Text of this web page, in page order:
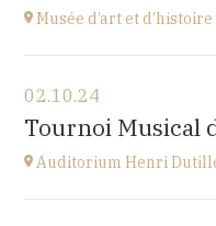
Go to site
Musée d’art et
Esplanade Léopold-
at20H15
02.10.24
Tournoi Musical
Auditorium Henri